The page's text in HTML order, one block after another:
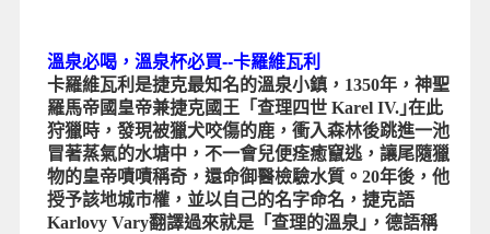
溫泉必喝，溫泉杯必買--卡羅維瓦利
卡羅維瓦利是捷克最知名的溫泉小鎮，1350年，神聖
羅馬帝國皇帝兼捷克國王「查理四世 Karel IV.｣在此
狩獵時，發現被獵犬咬傷的鹿，衝入森林後跳進一池
冒著蒸氣的水塘中，不一會兒便痊癒竄逃，讓尾隨獵
物的皇帝嘖嘖稱奇，還命御醫檢驗水質。20年後，他
授予該地城市權，並以自己的名字命名，捷克語
Karlovy Vary翻譯過來就是「查理的溫泉｣，德語稱